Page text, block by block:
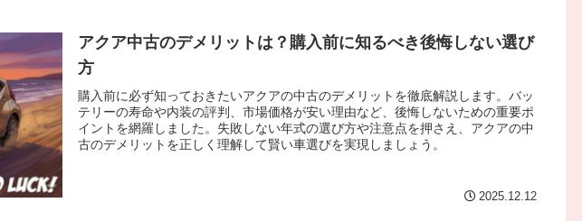
アクア中古のデメリットは？購入前に知るべき後悔しない選び
方
購入前に必ず知っておきたいアクアの中古のデメリットを徹底解説します。バッ
テリーの寿命や内装の評判、市場価格が安い理由など、後悔しないための重要ポ
イントを網羅しました。失敗しない年式の選び方や注意点を押さえ、アクアの中
古のデメリットを正しく理解して賢い車選びを実現しましょう。
2025.12.12